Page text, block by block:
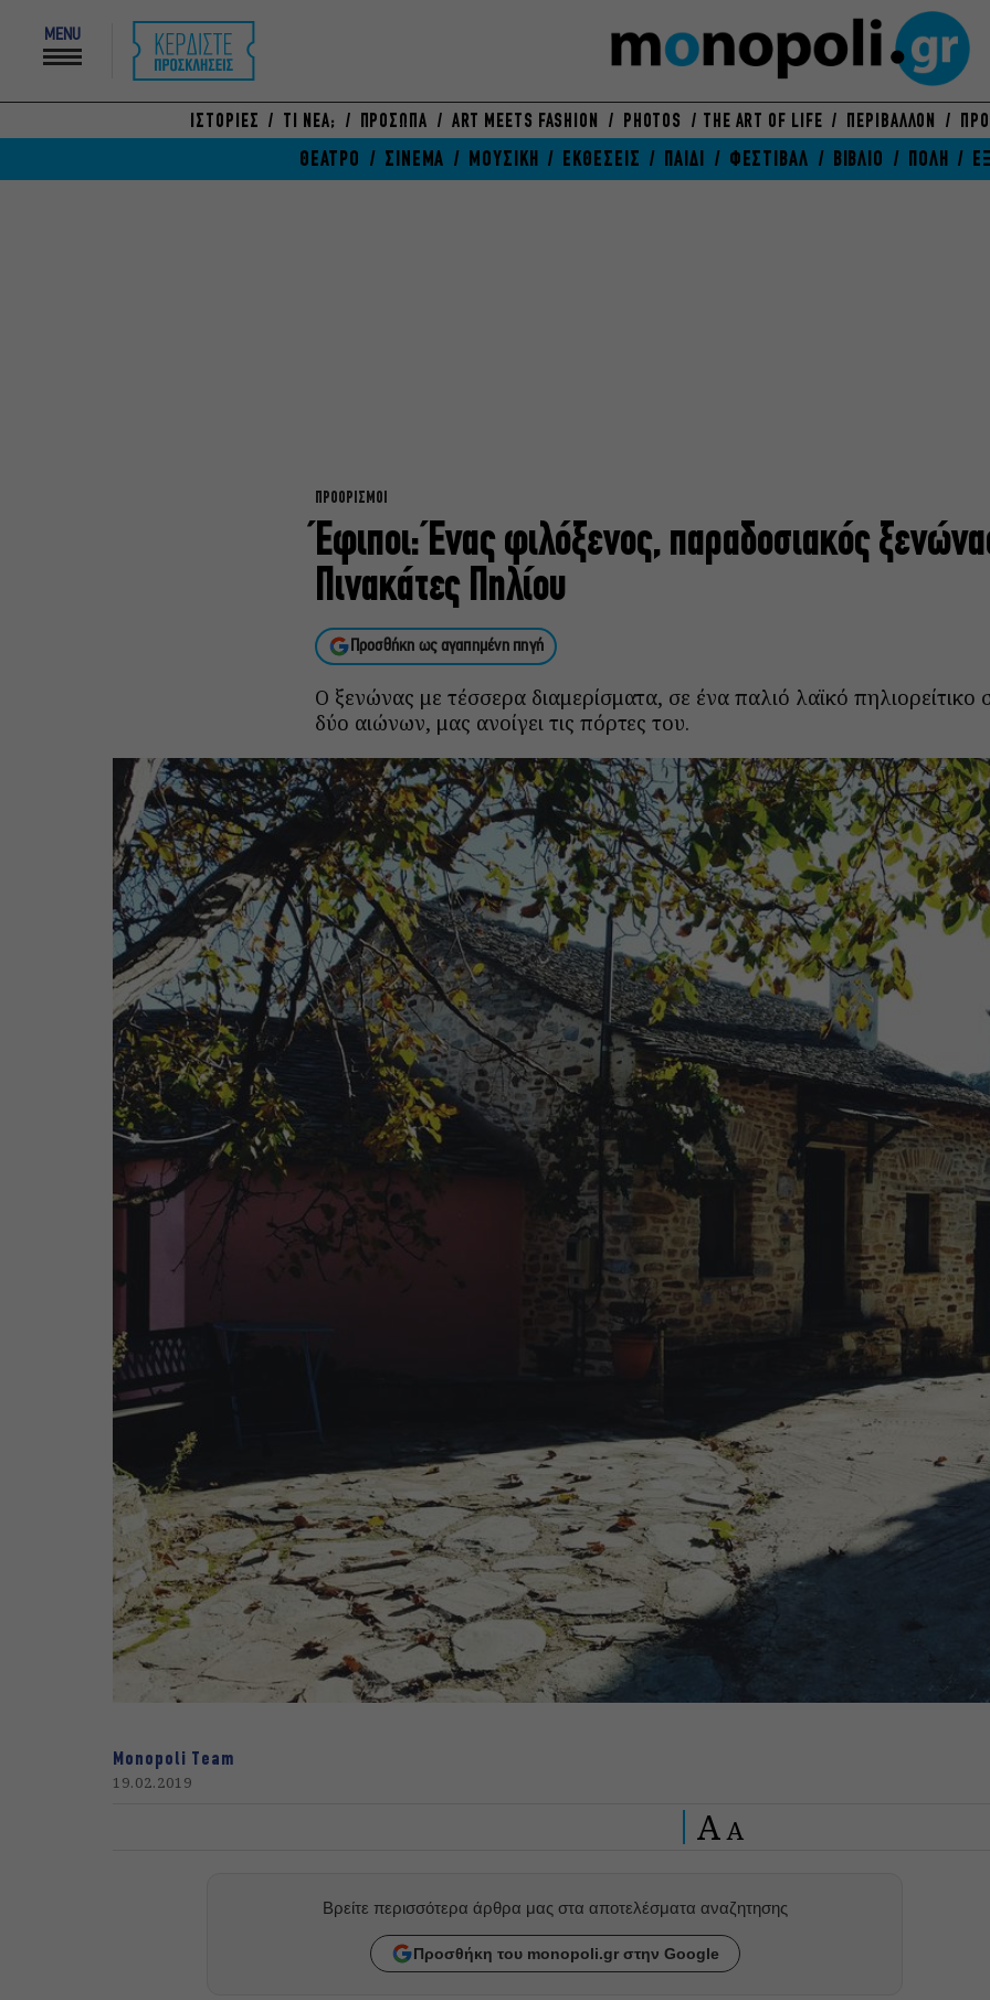
MENU
ΙΣΤΟΡΙΕΣ ΤΙ ΝΕΑ; ΠΡΟΣΩΠΑ ART MEETS FASHION PHOTOS THE ART OF LIFE ΠΕΡΙΒΑΛΛΟΝ
ΘΕΑΤΡΟ ΣΙΝΕΜΑ ΜΟΥΣΙΚΗ ΕΚΘΕΣΕΙΣ ΠΑΙΔΙ ΦΕΣΤΙΒΑΛ ΒΙΒΛΙΟ ΠΟΛΗ
ΠΡΟΟΡΙΣΜΟΙ
Έφιποι: Ένας φιλόξενος, παραδοσιακός
Πινακάτες Πηλίου
Προσθήκη ως αγαπημένη πηγή
Ο ξενώνας με τέσσερα διαμερίσματα, σε ένα παλιό λαϊκό πηλιορείτικο
δύο αιώνων, μας ανοίγει τις πόρτες του.
Monopoli Team
19.02.2019
A A
Βρείτε περισσότερα άρθρα μας στα αποτελέσματα αναζητησης
Προσθήκη του monopoli.gr στην Google